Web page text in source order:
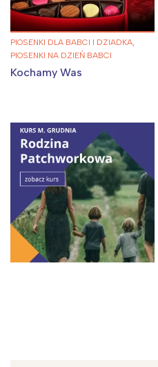
PIOSENKI DLA BABCI I DZIADKA,
PIOSENKI NA DZIEŃ BABCI
Kochamy Was